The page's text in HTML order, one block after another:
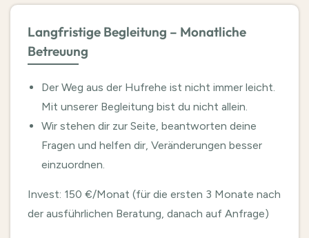
Langfristige Begleitung – Monatliche
Betreuung
Der Weg aus der Hufrehe ist nicht immer leicht.
Mit unserer Begleitung bist du nicht allein.
Wir stehen dir zur Seite, beantworten deine
Fragen und helfen dir, Veränderungen besser
einzuordnen.
Invest: 150 €/Monat (für die ersten 3 Monate nach
der ausführlichen Beratung, danach auf Anfrage)